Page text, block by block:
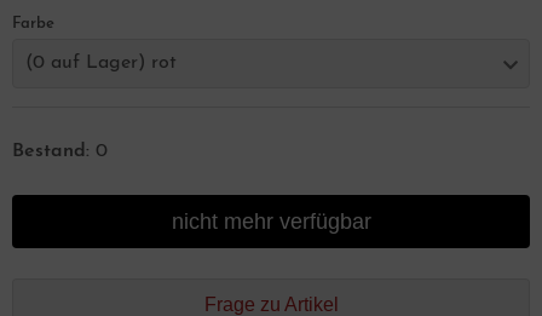
Farbe
(0 auf Lager) rot
Bestand: 0
nicht mehr verfügbar
Frage zu Artikel